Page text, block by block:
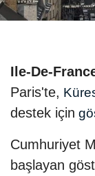
Ile-De-
Paris'te,
destek için
Cumhuriyet
başlayan